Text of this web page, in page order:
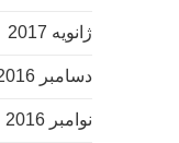
ژانویه 2017
دسامبر 2016
نوامبر 2016